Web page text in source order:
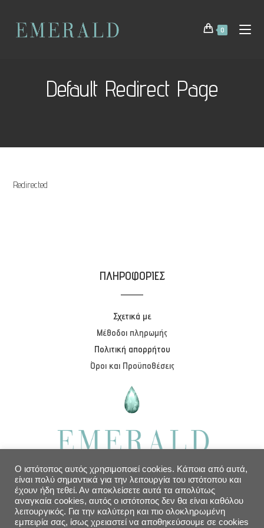
0
Default Redirect Page
Redirected
ΠΛΗΡΟΦΟΡΙΕΣ
Σχετικά με
Μέθοδοι πληρωμής
Πολιτική απορρήτου
Όροι και Προϋποθέσεις
ΒΟΗΘΕΙΑ
Ο ιστότοπος αυτός χρησιμοποιεί cookies. Κάποια από αυτά,
είναι πολύ σημαντικά για την λειτουργία του ιστότοπου και
έχουν ήδη τεθεί. Αν αποκλείσετε αυτά τα απολύτως
αναγκαία cookies, αυτός ο ιστότοπος δεν θα είναι καθόλου
λειτουργικός. Για την καλύτερη και πιο ολοκληρωμένη
εμπειρία σας, ίσως χρειαστεί να αποθηκεύσουμε σε cookies